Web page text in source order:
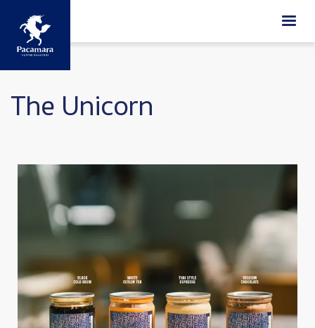
ข้ามไปยังเนื้อหาหลัก
The Unicorn
Image